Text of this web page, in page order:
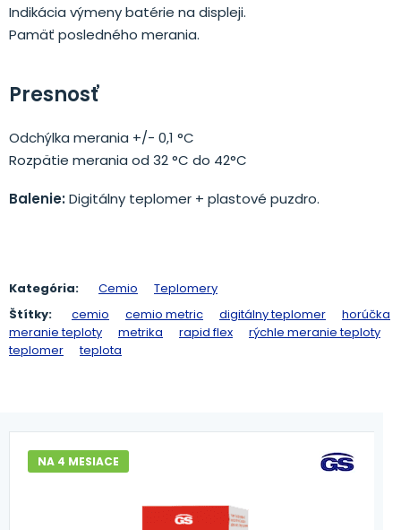
Indikácia výmeny batérie na displeji.
Pamäť posledného merania.
Presnosť
Odchýlka merania +/- 0,1 °C
Rozpätie merania od 32 °C do 42°C
Balenie:Digitálny teplomer + plastové puzdro.
Kategória: Cemio
Teplomery
Štítky:
cemio cemio metric digitálny teplomer
horúčka
meranie teploty
metrika rapid flex
rýchle meranie teploty
teplomer
teplota
NA 4 MESIACE